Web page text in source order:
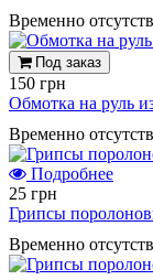
Временно
Под заказ
150 грн
Обмотка на руль
Временно
Подробнее
25 грн
Грипсы
Временно